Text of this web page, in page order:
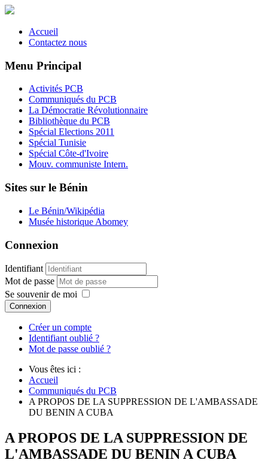
Accueil
Contactez nous
Menu Principal
Activités PCB
Communiqués du PCB
La Démocratie Révolutionnaire
Bibliothèque du PCB
Spécial Elections 2011
Spécial Tunisie
Spécial Côte-d'Ivoire
Mouv. communiste Intern.
Sites sur le Bénin
Le Bénin/Wikipédia
Musée historique Abomey
Connexion
Identifiant
Mot de passe
Se souvenir de moi
Connexion
Créer un compte
Identifiant oublié ?
Mot de passe oublié ?
Vous êtes ici :
Accueil
Communiqués du PCB
A PROPOS DE LA SUPPRESSION DE L'AMBASSADE
DU BENIN A CUBA
A PROPOS DE LA SUPPRESSION DE
L'AMBASSADE DU BENIN A CUBA